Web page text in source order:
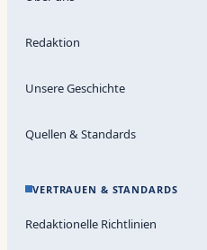
Redaktion
Unsere Geschichte
Quellen & Standards
VERTRAUEN & STANDARDS
Redaktionelle Richtlinien